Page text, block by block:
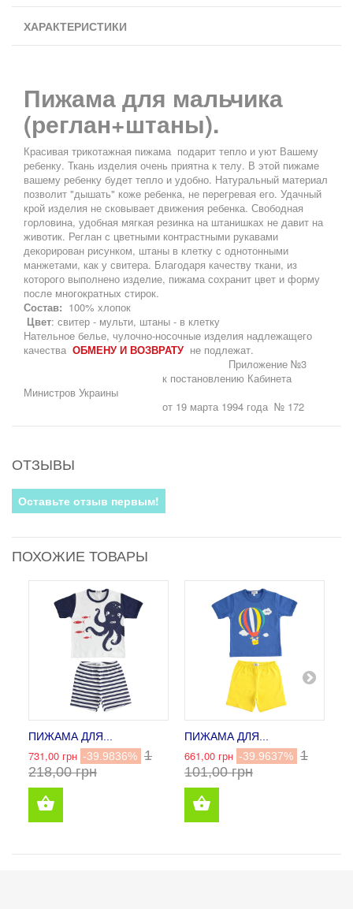
ХАРАКТЕРИСТИКИ
Пижама для мальчика
(реглан+штаны).
Красивая трикотажная пижама подарит тепло и уют Вашему
ребенку. Ткань изделия очень приятна к телу. В этой пижаме
вашему ребенку будет тепло и удобно. Натуральный материал
позволит "дышать" коже ребенка, не перегревая его. Удачный
крой изделия не сковывает движения ребенка. Свободная
горловина, удобная мягкая резинка на штанишках не давит на
животик. Реглан с цветными контрастными рукавами
декорирован рисунком, штаны в клетку с однотонными
манжетами, как у свитера. Благодаря качеству ткани, из
которого выполнено изделие, пижама сохранит цвет и форму
после многократных стирок.
Состав: 100% хлопок
Цвет: свитер - мульти, штаны - в клетку
Нательное белье, чулочно-носочные изделия надлежащего
качества ОБМЕНУ И ВОЗВРАТУ не подлежат.
Приложение №3
к постановлению Кабинета
Министров Украины
от 19 марта 1994 года № 172
ОТЗЫВЫ
Оставьте отзыв первым!
ПОХОЖИЕ ТОВАРЫ
ПИЖАМА ДЛЯ...
731,00 грн -39.9836% 1
218,00 грн
ПИЖАМА ДЛЯ...
661,00 грн -39.9637% 1
101,00 грн